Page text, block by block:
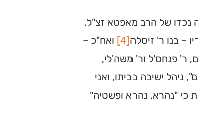
נכדו של הרב מאפטא זצ"ל.
– בנו ר' זיסלה[4]
ואח"כ –
ר' פנחס'ל ור' משה'לי,
ניהל ישיבה בביתו, ואני
כי "נהרא, נהרא ופשטיה"